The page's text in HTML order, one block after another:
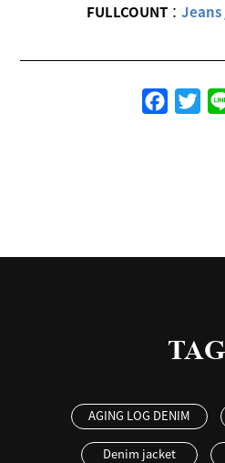
FULLCOUNT：
AGING LOG DENIM
Denim jacket